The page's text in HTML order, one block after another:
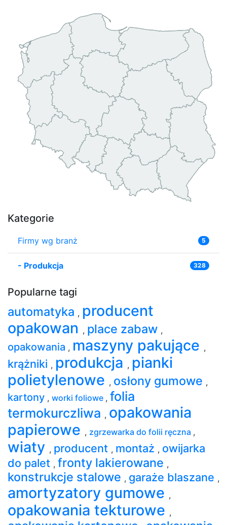
Kategorie
Firmy wg branż 5
- Produkcja 328
Popularne tagi
automatyka , producent
opakowan , place zabaw ,
opakowania , maszyny pakujące ,
krążniki , produkcja , pianki
polietylenowe , osłony gumowe ,
kartony , worki foliowe , folia
termokurczliwa , opakowania
papierowe , zgrzewarka do folii ręczna ,
wiaty , producent , montaż , owijarka
do palet , fronty lakierowane ,
konstrukcje stalowe , garaże blaszane ,
amortyzatory gumowe ,
opakowania tekturowe ,